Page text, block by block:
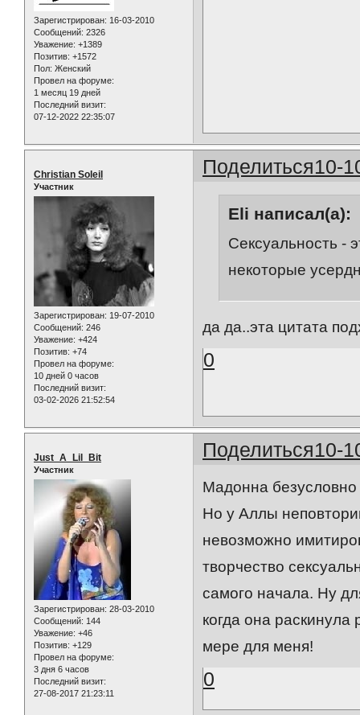
Зарегистрирован: 16-03-2010
Сообщений: 2326
Уважение: +1389
Позитив: +1572
Пол: Женский
Провел на форуме:
1 месяц 19 дней
Последний визит:
07-12-2022 22:35:07
Поделиться10-
Christian Soleil
Участник
Зарегистрирован: 19-07-2010
Сообщений: 246
Уважение: +424
Позитив: +74
Провел на форуме:
10 дней 0 часов
Последний визит:
03-02-2026 21:52:54
Eli написал(а):
Сексуальность -
некоторые
да да..эта цитата
0
Поделиться10-
Just_A_Lil_Bit
Участник
Зарегистрирован: 28-03-2010
Сообщений: 144
Уважение: +46
Позитив: +129
Провел на форуме:
3 дня 6 часов
Последний визит:
27-08-2017 21:23:11
Мадонна безусловно
Но у Аллы
невозможно
творчество
самого начала. Ну
когда она раскинула
мере для меня!
0